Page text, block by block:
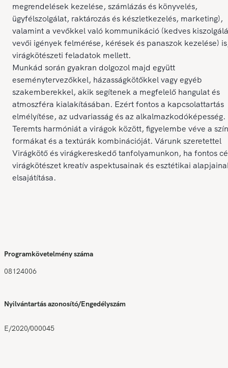
megrendelések kezelése, számlázás és könyvelés,
ügyfélszolgálat, raktározás és készletkezelés, marketing),
valamint a vevőkkel való kommunikáció (kedves
vevői igények felmérése, kérések és panaszok kezelése)
virágkötészeti feladatok mellett.
Munkád során gyakran dolgozol majd együtt
eseménytervezőkkel, házasságkötőkkel vagy egyéb
szakemberekkel, akik segítenek a megfelelő hangulat és
atmoszféra kialakításában. Ezért fontos a kapcsolattartás
elmélyítése, az udvariasság és az alkalmazkodóképesség.
Teremts harmóniát a virágok között, figyelembe véve a
formákat és a textúrák kombinációját. Várunk szeretettel
Virágkötő és virágkereskedő tanfolyamunkon, ha fontos
virágkötészet kreatív aspektusainak és esztétikai
elsajátítása.
Programkövetelmény száma
08124006
Nyilvántartás azonosító/Engedélyszám
E/2020/000045